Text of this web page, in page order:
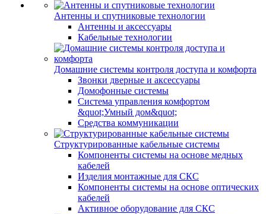
Антенны и спутниковые технологии
Антенны и аксессуары
Кабельные технологии
Домашние системы контроля доступа и комфорта
Звонки дверные и аксессуары
Домофонные системы
Система управления комфортом
&quot;Умный дом&quot;
Средства коммуникации
Структурированные кабельные системы
Компоненты системы на основе медных
кабелей
Изделия монтажные для СКС
Компоненты системы на основе оптических
кабелей
Активное оборудование для СКС